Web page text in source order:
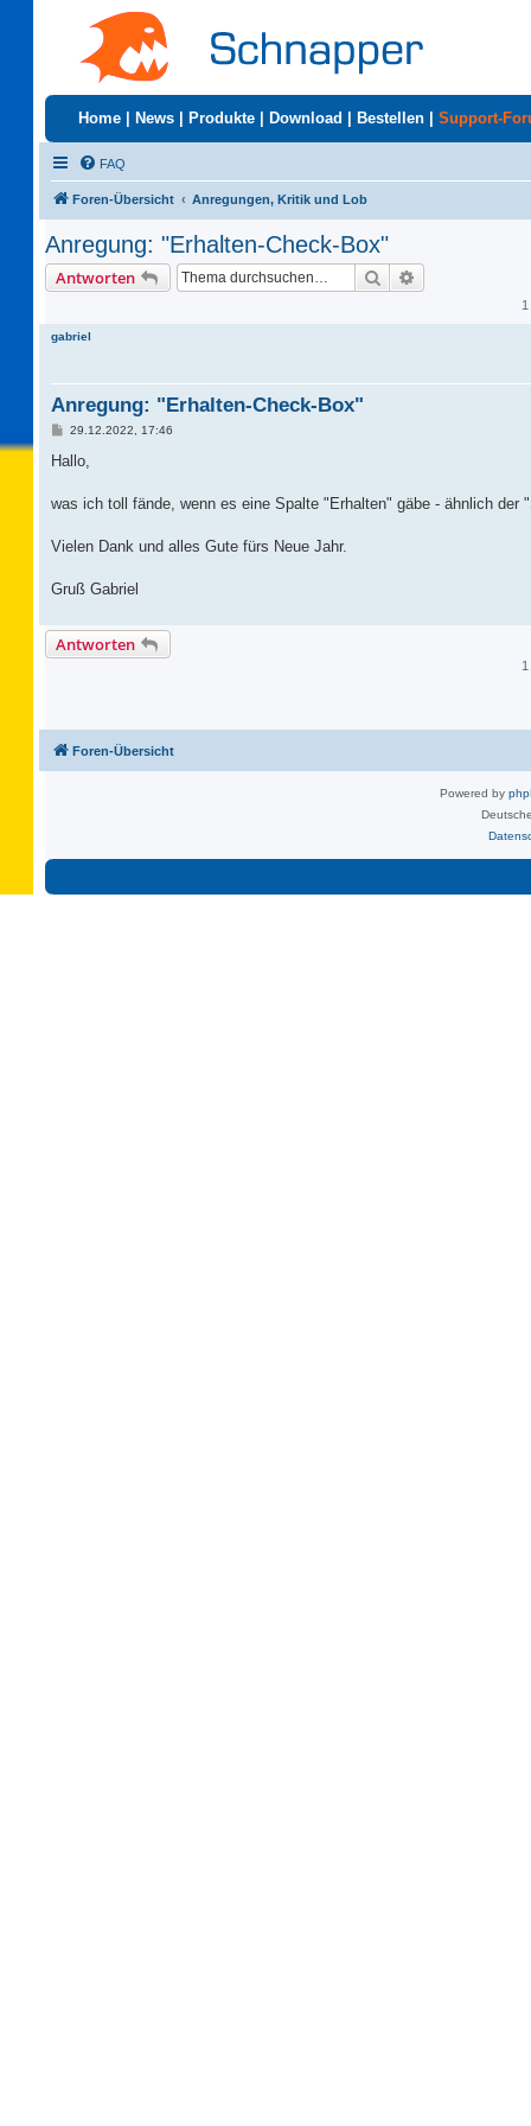
Home News Produkte Download Bestellen Support-
FAQ
Foren-Übersicht Anregungen, Kritik und Lob
Anregung: "Erhalten-Check-Box"
Antworten Suche
gabriel
Anregung: "Erhalten-Check-Box"
B
i
a
29.12.2022, 17:46
Hallo,
was ich toll fände, wenn es eine Spalte "Erhalten" gäbe - ähnlich
Vielen Dank und alles Gute fürs Neue Jahr.
Gruß Gabriel
Antworten
Foren-Übersicht
Powered by